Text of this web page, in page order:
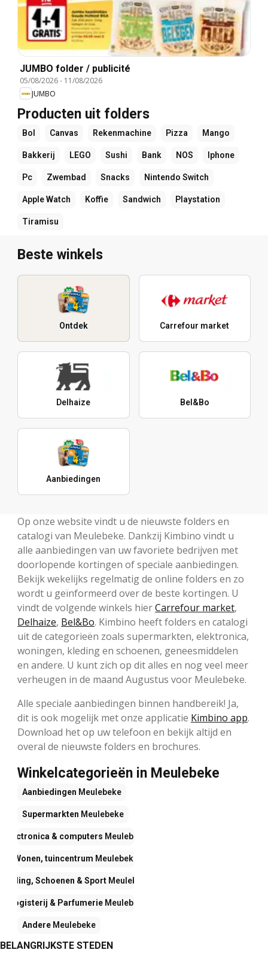
JUMBO folder / publicité
05/08/2026- 11/08/2026
JUMBO
Producten uit folders
Bol Canvas Rekenmachine Pizza Mango
Bakkerij LEGO Sushi Bank NOS Iphone
Pc Zwembad Snacks Nintendo Switch
Apple Watch Koffie Sandwich Playstation
Tiramisu
Beste winkels
Ontdek Carrefour market
Delhaize Bel&Bo
Aanbiedingen
Op onze website vindt u de nieuwste folders en
catalogi van Meulebeke. Dankzij Kimbino vindt u
alle aanbiedingen van uw favoriete bedrijven met
doorlopende kortingen of speciale aanbiedingen.
Bekijk wekelijks regelmatig de online folders en zo
wordt u geïnformeerd over de beste kortingen. U
vindt de volgende winkels hierCarrefour market,
Delhaize, Bel&Bo. Kimbino heeft folders en catalogi
uit de categorieën zoals supermarkten, elektronica,
woningen, kleding en schoenen, geneesmiddelen
en andere. U kunt zich op dit alles en nog veel meer
verheugen in de maand Augustus voor Meulebeke.
Alle speciale aanbiedingen binnen handbereik! Ja,
dit is ook mogelijk met onze applicatie Kimbino app.
Download het op uw telefoon en bekijk altijd en
overal de nieuwste folders en brochures.
Winkelcategorieën in Meulebeke
Aanbiedingen Meulebeke
Supermarkten Meulebeke
Electronica & computers Meulebeke
Wonen, tuincentrum Meulebeke
Kleding, Schoenen & SportMeulebeke
Drogisterij & ParfumerieMeulebeke
Andere Meulebeke
BELANGRIJKSTE STEDEN